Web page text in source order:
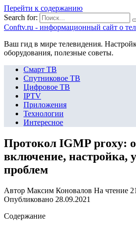
Перейти к содержанию
Search for:
Сonftv.ru - информационный сайт о
Ваш гид в мире телевидения.
оборудования, полезные советы.
Смарт ТВ
Спутниковое ТВ
Цифровое ТВ
IPTV
Приложения
Технологии
Интересное
Протокол IGMP proxy:
включение, настройка,
проблем
Автор Максим Коновалов На чтение
Опубликовано 28.09.2021
Содержание